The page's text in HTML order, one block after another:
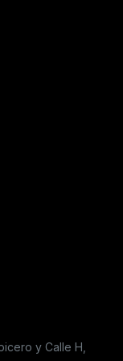
y Calle H,